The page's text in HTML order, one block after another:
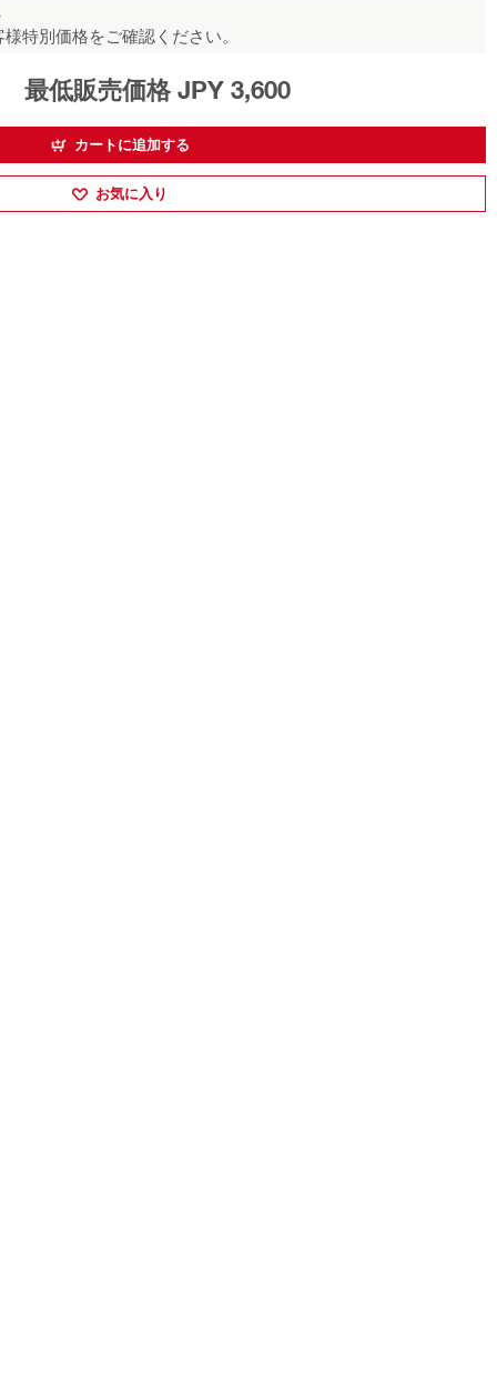
様特別価格をご確認ください。
最低販売価格 JPY 3,600
カートに追加する
お気に入り